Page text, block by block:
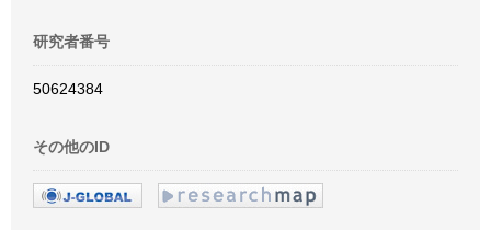
研究者番号
50624384
その他のID